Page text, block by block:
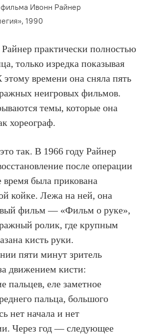
Ивонн Райнер
1990
Райнер практически полностью
только изредка показывая
времени она сняла пять
неигровых фильмов.
темы, которые она
хореограф.
так. В 1966 году Райнер
после операции
время была прикована
койке. Лежа на ней, она
фильм — «Фильм о руке»,
ролик, где крупным
кисть руки.
пяти минут зритель
движением кисти:
пальцев, еле заметное
пальца, большого
нет начала и нет
Через год — следующее